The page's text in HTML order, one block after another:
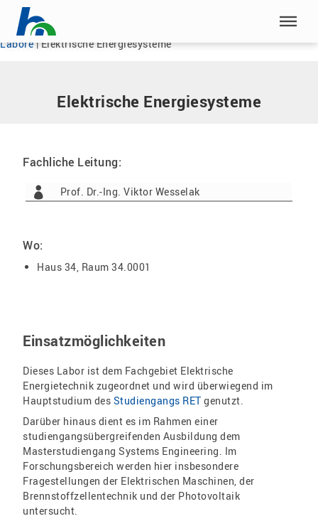
Menü überspringen
Menü überspringen
Home |Unsere HSN Fachbereich Ingenieurwissenschaften|
Labore|Elektrische Energiesysteme
Elektrische Energiesysteme
Fachliche Leitung:
Prof. Dr.-Ing. Viktor Wesselak
Wo:
Haus 34, Raum 34.0001
Einsatzmöglichkeiten
Dieses Labor ist dem Fachgebiet Elektrische
Energietechnik zugeordnet und wird überwiegend im
Hauptstudium des Studiengangs RET genutzt.
Darüber hinaus dient es im Rahmen einer
studiengangsübergreifenden Ausbildung dem
Masterstudiengang Systems Engineering. Im
Forschungsbereich werden hier insbesondere
Fragestellungen der Elektrischen Maschinen, der
Brennstoffzellentechnik und der Photovoltaik
untersucht.